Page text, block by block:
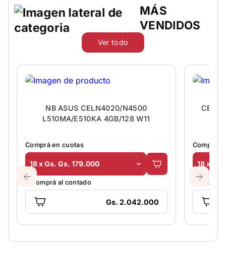
MÁS
VENDIDOS
Ver todo
NB ASUS CELN4020/N4500
L510MA/E510KA 4GB/128 W11
Comprá en cuotas
18 x Gs. Gs. 179.000
O comprá al contado
Gs. 2.042.000
Comprá
18 x
O